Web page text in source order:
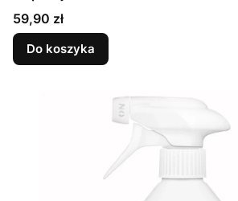
Cena
59,90 zł
Do koszyka